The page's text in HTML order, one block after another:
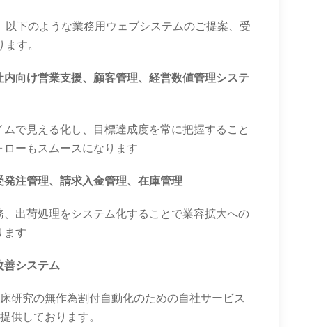
下のような業務用ウェブシステムのご提案、受
す。
向け営業支援、顧客管理、経営数値管理システ
で見える化し、目標達成度を常に把握すること
ーもスムースになります
注管理、請求入金管理、在庫管理
出荷処理をシステム化することで業容拡大への
ます
善システム
研究の無作為割付自動化のための自社サービス
供しております。